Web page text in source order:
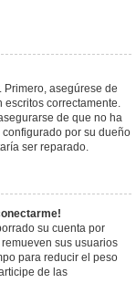
Primero, asegúrese de
escritos correctamente.
de que no ha
por su dueño
ser reparado.
su cuenta por
sus usuarios
para reducir el peso
de las